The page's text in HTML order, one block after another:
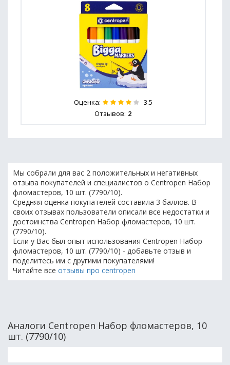
Оценка: 3.5
Отзывов: 2
Мы собрали для вас 2 положительных и негативных
отзыва покупателей и специалистов о Centropen Набор
фломастеров, 10 шт. (7790/10).
Средняя оценка покупателей составила 3 баллов. В
своих отзывах пользователи описали все недостатки и
достоинства Centropen Набор фломастеров, 10 шт.
(7790/10).
Если у Вас был опыт использования Centropen Набор
фломастеров, 10 шт. (7790/10) - добавьте отзыв и
поделитесь им с другими покупателями!
Читайте все отзывы про centropen
Аналоги Centropen Набор фломастеров, 10
шт. (7790/10)